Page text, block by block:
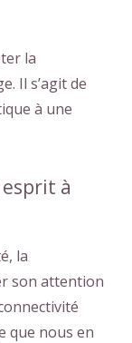
la
Il s’agit de
à une
à
la
son attention
que nous en